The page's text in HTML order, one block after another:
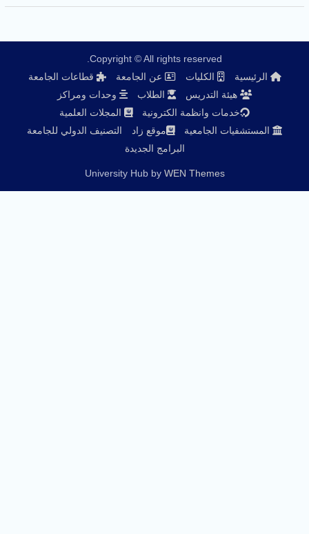
Copyright © All rights reserved.
الكليات
عن الجامعة
قطاعات الجامعة
الطلاب
وحدات ومراكز
وانظمة الكترونية
المجلات العلمية
الجامعية
موقع زاد
التصنيف الدولي للجامعة
University Hub by